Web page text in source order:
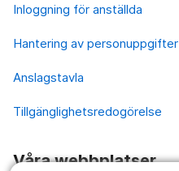
Inloggning för anställda
Hantering av personuppgifter
Anslagstavla
Tillgänglighetsredogörelse
Våra webbplatser